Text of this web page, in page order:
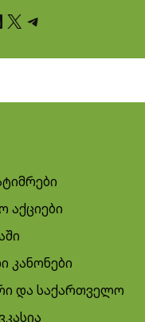
X Telegram
აქციები
კანონები
და საქართველო